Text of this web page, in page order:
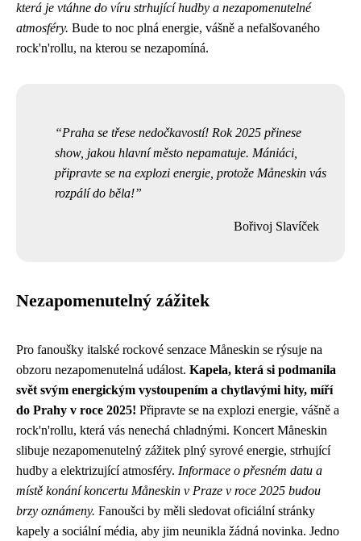
která je vtáhne do víru strhující hudby a nezapomenutelné
atmosféry. Bude to noc plná energie, vášně a nefalšovaného
rock'n'rollu, na kterou se nezapomíná.
Praha se třese nedočkavostí! Rok 2025 přinese
show, jakou hlavní město nepamatuje. Mániáci,
připravte se na explozi energie, protože Måneskin vás
rozpálí do běla!
Bořivoj Slavíček
Nezapomenutelný zážitek
Pro fanoušky italské rockové senzace Måneskin se rýsuje na
obzoru nezapomenutelná událost. Kapela, která si podmanila
svět svým energickým vystoupením a chytlavými hity, míří
do Prahy v roce 2025! Připravte se na explozi energie, vášně a
rock'n'rollu, která vás nenechá chladnými. Koncert Måneskin
slibuje nezapomenutelný zážitek plný syrové energie, strhující
hudby a elektrizující atmosféry. Informace o přesném datu a
místě konání koncertu Måneskin v Praze v roce 2025 budou
brzy oznámeny. Fanoušci by měli sledovat oficiální stránky
kapely a sociální média, aby jim neunikla žádná novinka. Jedno